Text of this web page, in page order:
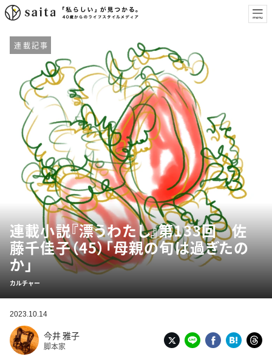
連載記事
連載小説『漂うわたし』第133回 佐
藤千佳子（45）「母親の旬は過ぎたの
か」
カルチャー
2023.10.14
今井 雅子
脚本家